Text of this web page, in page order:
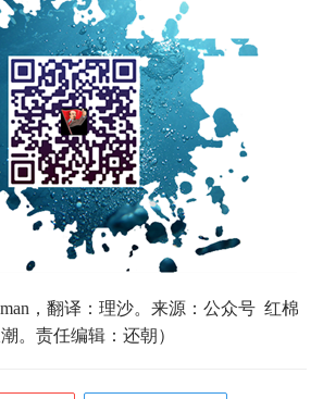
， 翻译：理沙。来源：公众号 红棉
。责任编辑：还朝）